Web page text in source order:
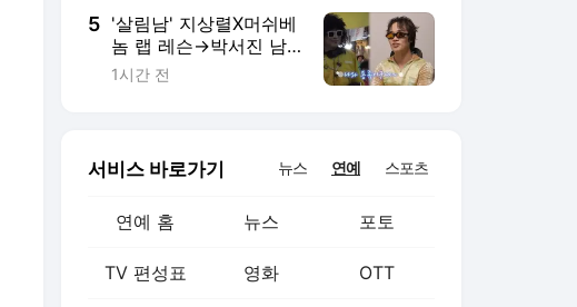
5 '살림남' 지상렬X머쉬베
놈 랩 레슨→박서진 남
매 절약 프로젝트…최고
1시간 전
서비스 바로가기 뉴스 연예 스포츠
연예 홈 뉴스 포토
TV 편성표 영화 OTT